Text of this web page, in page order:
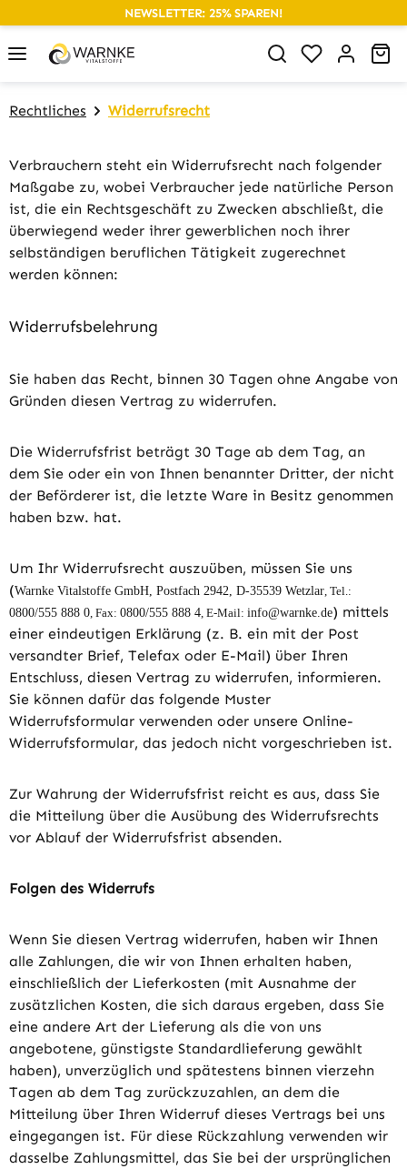
springen
NEWSLETTER: 25% SPAREN!
Du hast 0
Rechtliches Widerrufsrecht
Verbrauchern steht ein Widerrufsrecht nach folgender
Maßgabe zu, wobei Verbraucher jede natürliche Person
ist, die ein Rechtsgeschäft zu Zwecken abschließt, die
überwiegend weder ihrer gewerblichen noch ihrer
selbständigen beruflichen Tätigkeit zugerechnet
werden können:
Widerrufsbelehrung
Sie haben das Recht, binnen 30 Tagen ohne Angabe von
Gründen diesen Vertrag zu widerrufen.
Die Widerrufsfrist beträgt 30 Tage ab dem Tag, an
dem Sie oder ein von Ihnen benannter Dritter, der nicht
der Beförderer ist, die letzte Ware in Besitz genommen
haben bzw. hat.
Um Ihr Widerrufsrecht auszuüben, müssen Sie uns
(Warnke Vitalstoffe GmbH, Postfach 2942, D-35539 Wetzlar
0800/555 888 0, Fax: 0800/555 888 4, E-Mail: info@warnke.de) mittels
einer eindeutigen Erklärung (z. B. ein mit der Post
versandter Brief, Telefax oder E-Mail) über Ihren
Entschluss, diesen Vertrag zu widerrufen, informieren.
Sie können dafür das folgende Muster
Widerrufsformular verwenden oder unsere Online-
Widerrufsformular, das jedoch nicht vorgeschrieben ist.
Zur Wahrung der Widerrufsfrist reicht es aus, dass Sie
die Mitteilung über die Ausübung des Widerrufsrechts
vor Ablauf der Widerrufsfrist absenden.
Folgen des Widerrufs
Wenn Sie diesen Vertrag widerrufen, haben wir Ihnen
alle Zahlungen, die wir von Ihnen erhalten haben,
einschließlich der Lieferkosten (mit Ausnahme der
zusätzlichen Kosten, die sich daraus ergeben, dass Sie
eine andere Art der Lieferung als die von uns
angebotene, günstigste Standardlieferung gewählt
haben), unverzüglich und spätestens binnen vierzehn
Tagen ab dem Tag zurückzuzahlen, an dem die
Mitteilung über Ihren Widerruf dieses Vertrags bei uns
eingegangen ist. Für diese Rückzahlung verwenden wir
dasselbe Zahlungsmittel, das Sie bei der ursprünglichen